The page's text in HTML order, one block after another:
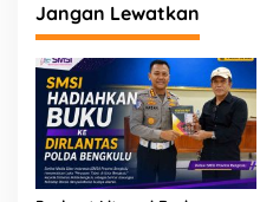
Jangan Lewatkan